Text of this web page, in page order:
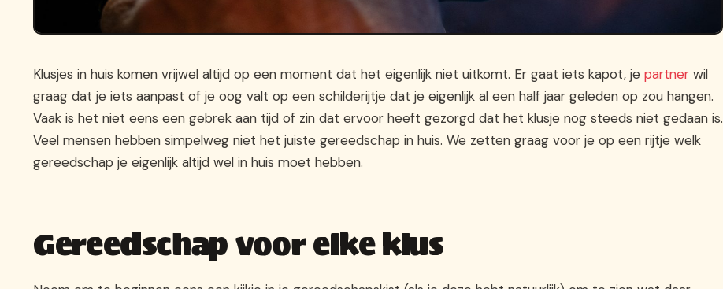
Klusjes in huis komen vrijwel altijd op een moment dat het eigenlijk niet uitkomt. Er gaat iets kapot, je partner wil
graag dat je iets aanpast of je oog valt op een schilderijtje dat je eigenlijk al een half jaar geleden op zou hangen.
Vaak is het niet eens een gebrek aan tijd of zin dat ervoor heeft gezorgd dat het klusje nog steeds niet gedaan is.
Veel mensen hebben simpelweg niet het juiste gereedschap in huis. We zetten graag voor je op een rijtje welk
gereedschap je eigenlijk altijd wel in huis moet hebben.
Gereedschap voor elke klus